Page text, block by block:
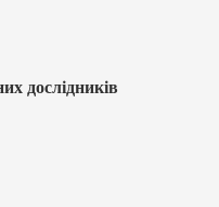
дослідників